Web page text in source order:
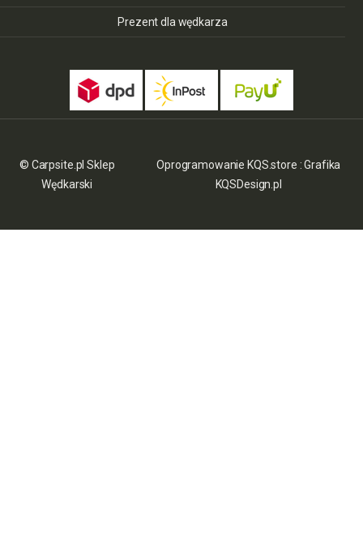
Prezent dla wędkarza
© Carpsite.pl Sklep
Wędkarski
Oprogramowanie KQS.store :Grafika
KQSDesign.pl